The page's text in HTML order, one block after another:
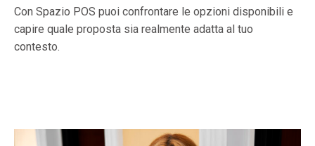
Con Spazio POS puoi confrontare le opzioni disponibili e
capire quale proposta sia realmente adatta al tuo
contesto.